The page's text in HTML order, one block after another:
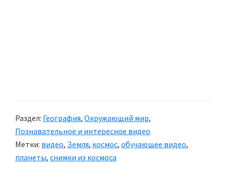
Раздел: География, Окружающий мир,
Познавательное и интересное видео
Метки: видео, Земля, космос, обучающее видео,
планеты, снимки из космоса